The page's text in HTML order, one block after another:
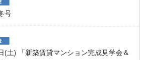
号
(土) 「新築賃貸マンション完成見学会＆